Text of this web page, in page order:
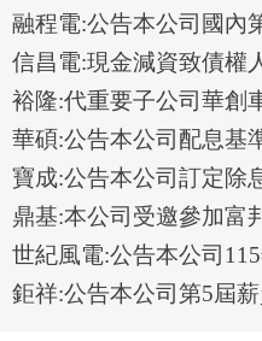
融程電:公告本公司國內
信昌電:現金減資致債權
裕隆:代重要子公司華創
華碩:公告本公司配息基
寶成:公告本公司訂定除
鼎基:本公司受邀參加富
世紀風電:公告本公司
鉅祥:公告本公司第5屆